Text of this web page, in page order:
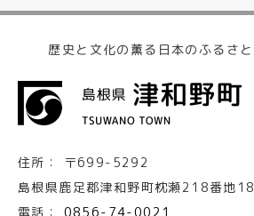
歴史と文化の薫る日本のふるさと
住所：
〒699-5292
島根県鹿足郡津和野町枕瀬218番地18
電話：
0856-74-0021